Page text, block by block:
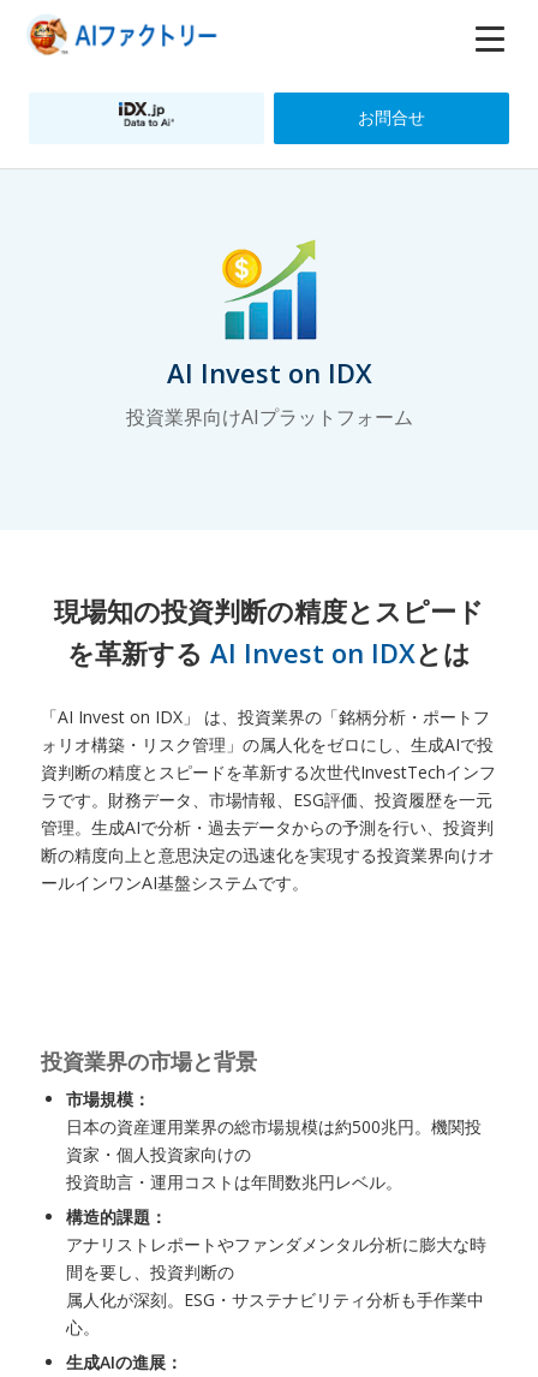
お問合せ
AI Invest on IDX
投資業界向けAIプラットフォーム
現場知の投資判断の精度とスピード
を革新する AI Invest on IDXとは
「AI Invest on IDX」 は、投資業界の「銘柄分析・ポートフ
ォリオ構築・リスク管理」の属人化をゼロにし、生成AIで投
資判断の精度とスピードを革新する次世代InvestTechインフ
ラです。財務データ、市場情報、ESG評価、投資履歴を一元
管理。生成AIで分析・過去データからの予測を行い、投資判
断の精度向上と意思決定の迅速化を実現する投資業界向けオ
ールインワンAI基盤システムです。
投資業界の市場と背景
市場規模：
日本の資産運用業界の総市場規模は約500兆円。機関投
資家・個人投資家向けの
投資助言・運用コストは年間数兆円レベル。
構造的課題：
アナリストレポートやファンダメンタル分析に膨大な時
間を要し、投資判断の
属人化が深刻。ESG・サステナビリティ分析も手作業中
心。
生成AIの進展：